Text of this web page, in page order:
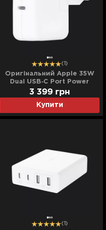
(1)
Оригінальний Apple 35W
Dual USB‑C Port Power
Adapter (MNWP3)
Купити
3 399 грн
(1)